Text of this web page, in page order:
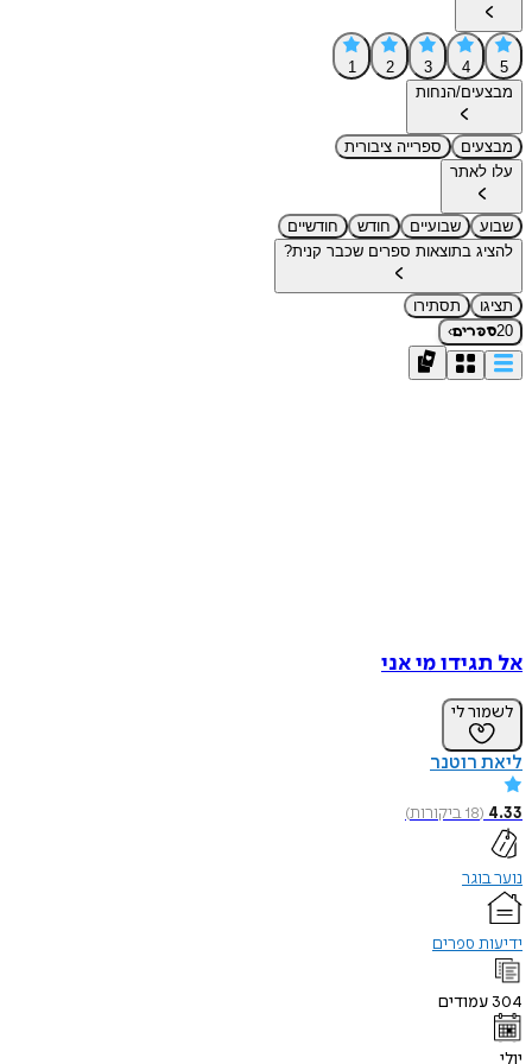
5
4
3
2
1
מבצעים/הנחות
מבצעים
ספרייה ציבורית
עלו לאתר
שבוע שבועיים חודש
חודשיים
להציג בתוצאות ספרים שכבר קנית?
תציגו
תסתירו
20ספרים›
אל תגידו מי אני
לשמור לי
ליאת רוטנר
4.33
(
18ביקורות)
נוער בוגר
ידיעות ספרים
304 עמודים
יולי